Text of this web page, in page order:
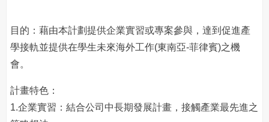
目的：藉由本計劃提供企業實習或專案參與，達到促進產
學接軌並提供在學生未來海外工作(東南亞-菲律賓)之機
會。
計畫特色：
1.企業實習：結合公司中長期發展計畫，接觸產業最先進之